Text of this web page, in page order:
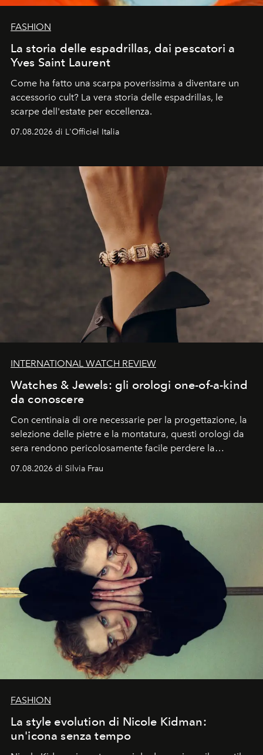
FASHION
La storia delle espadrillas, dai pescatori a
Yves Saint Laurent
Come ha fatto una scarpa poverissima a diventare un
accessorio cult? La vera storia delle espadrillas, le
scarpe dell'estate per eccellenza.
07.08.2026 di L'Officiel Italia
INTERNATIONAL WATCH REVIEW
Watches & Jewels: gli orologi one-of-a-kind
da conoscere
Con centinaia di ore necessarie per la progettazione, la
selezione delle pietre e la montatura, questi orologi da
sera rendono pericolosamente facile perdere la
cognizione del tempo. Ma con quadranti così
07.08.2026 di Silvia Frau
FASHION
La style evolution di Nicole Kidman:
un'icona senza tempo